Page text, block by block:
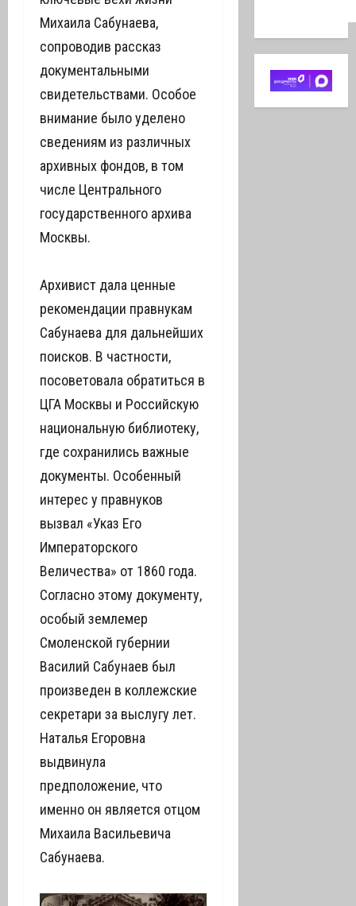
Михаила Сабунаева,
сопроводив рассказ
документальными
свидетельствами. Особое
внимание было уделено
сведениям из различных
архивных фондов, в том
числе Центрального
государственного архива
Москвы.
Архивист дала ценные
рекомендации правнукам
Сабунаева для дальнейших
поисков. В частности,
посоветовала обратиться в
ЦГА Москвы и Российскую
национальную библиотеку,
где сохранились важные
документы. Особенный
интерес у правнуков
вызвал «Указ Его
Императорского
Величества» от 1860 года.
Согласно этому документу,
особый землемер
Смоленской губернии
Василий Сабунаев был
произведен в коллежские
секретари за выслугу лет.
Наталья Егоровна
выдвинула
предположение, что
именно он является отцом
Михаила Васильевича
Сабунаева.